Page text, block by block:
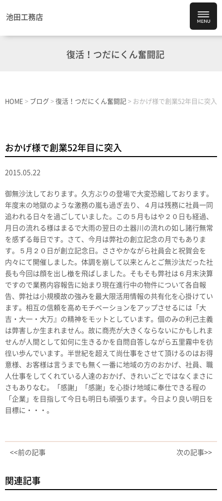
池田工務店
復活！つだにくん奮闘記
HOME > ブログ > 復活！つだにくん奮闘記 > おかげ様で創業52年目に突入
おかげ様で創業52年目に突入
2015.05.22
御無沙汰しております。久方ぶりの登場で大変恐縮しております。
年度末の地獄のような激務の嵐も過ぎ去り、４月は残務に社員一同
追われる日々を過ごしていました。この５月もはや２０日も経過、
月日の流れる様はまるで大雨の翌日の土器川の流れの如し諸行無常
を感ずる毎日です。さて、今月は弊社の創立記念の月でもありま
す。５月２０日が創立記念日。ささやかながら社員会と祝賀会を
内々にて開催しました。体調を崩して以来とんとご無沙汰だった社
長も今回は顔を出し檄を飛ばしました。そもそも弊社は６月末決算
ですので業務内容報告に始まり現在進行中の物件について各自報
告、弊社は小規模故の強みを最大限活用情報の共有化を心掛けてい
ます。相互の信頼を高めモチベーションをアップさせるには「大
吉・大一・大万』の精神をモットとしています。個のみの利己主義
は弊害しか生まれません。故に商売が大きくならないにかもしれま
せんが人間として如何に生きるかを自問自答しながら五里霧中を彷
徨い歩んでいます。半世紀を超えて尚仕事をさせて頂けるのはお得
意様、お客様は言うまでも無く一番に地域の方のおかげ、社員、職
人仕事をしてくれている人達のおかげ、きれいごとではなくまさに
さもありなむ。「感謝」「感謝」を心掛け地域に奉仕できる程の
「企業」を目指して今日も明日も頑張ります。今日より良い明日を
目標に・・・。
<<前の記事 次の記事>>
関連記事